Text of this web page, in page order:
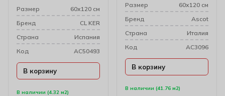
В наличии (4.32 м2)
Размер
60х120 см
Бренд
CL KER
Cтрана
Испания
Код
AC50493
В корзину
В наличии (41.76 м2)
Размер
60х120 см
Бренд
Ascot
Cтрана
Италия
Код
AC3096
В корзину